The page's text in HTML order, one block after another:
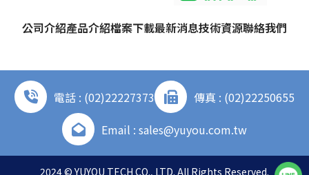
公司介紹產品介紹檔案下載最新消息技術資源聯絡我們
電話 : (02)22227373
傳真 : (02)22250655
Email : sales@yuyou.com.tw
2024 © YUYOU TECH CO., LTD. All Rights Reserved.